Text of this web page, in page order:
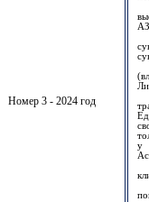
Номер 3 - 2024 год
у